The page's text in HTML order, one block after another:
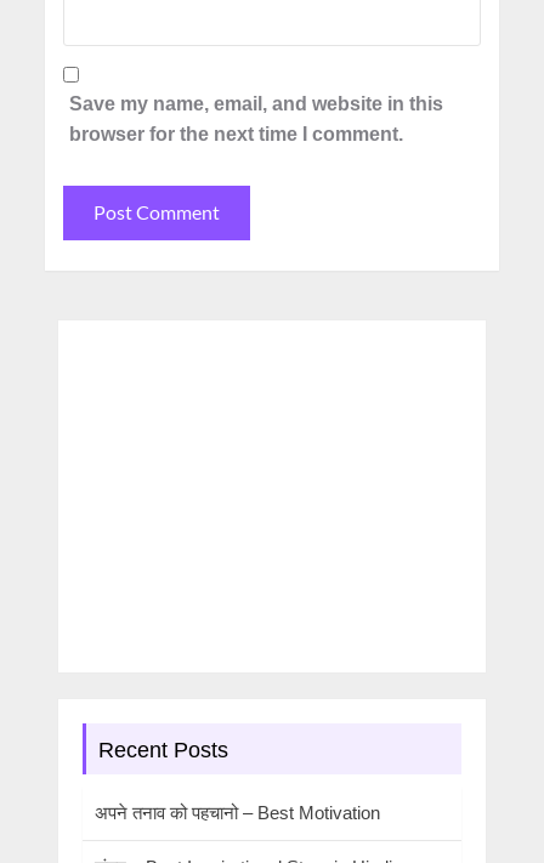
Save my name, email, and website in this
browser for the next time I comment.
Recent Posts
अपने तनाव को पहचानो – Best Motivation